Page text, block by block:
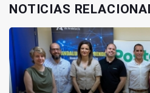
NOTICIAS